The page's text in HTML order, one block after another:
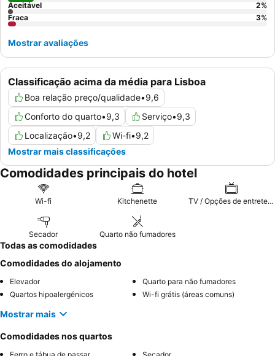
paredes finas.
Classificação acima da média para Lisboa
Boa relação preço/qualidade•9,6
Conforto do quarto•9,3 Serviço•9,3
Localização•9,2 Wi-fi•9,2
Mostrar mais classificações
Aceitável
2%
Fraca
3%
Mostrar avaliações
Comodidades principais do hotel
Wi-fi Kitchenette TV / Opções de entretenimento
Secador Quarto não fumadores
Todas as comodidades
Comodidades do alojamento
Elevador
Quarto para não fumadores
Quartos hipoalergénicos
Wi-fi grátis (áreas comuns)
Mostrar mais
Comodidades nos quartos